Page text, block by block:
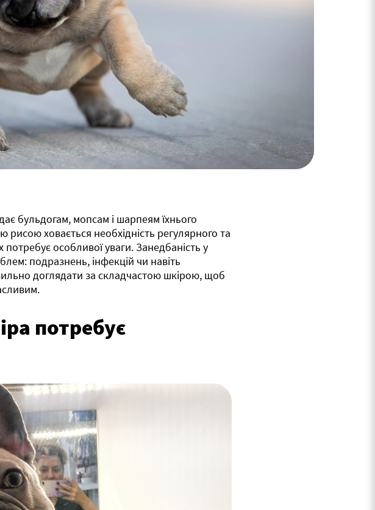
бульдогам, мопсам і шарпеям їхнього
ховається необхідність регулярного та
особливої уваги. Занедбаність у
подразнень, інфекцій чи навіть
доглядати за складчастою шкірою, щоб
потребує